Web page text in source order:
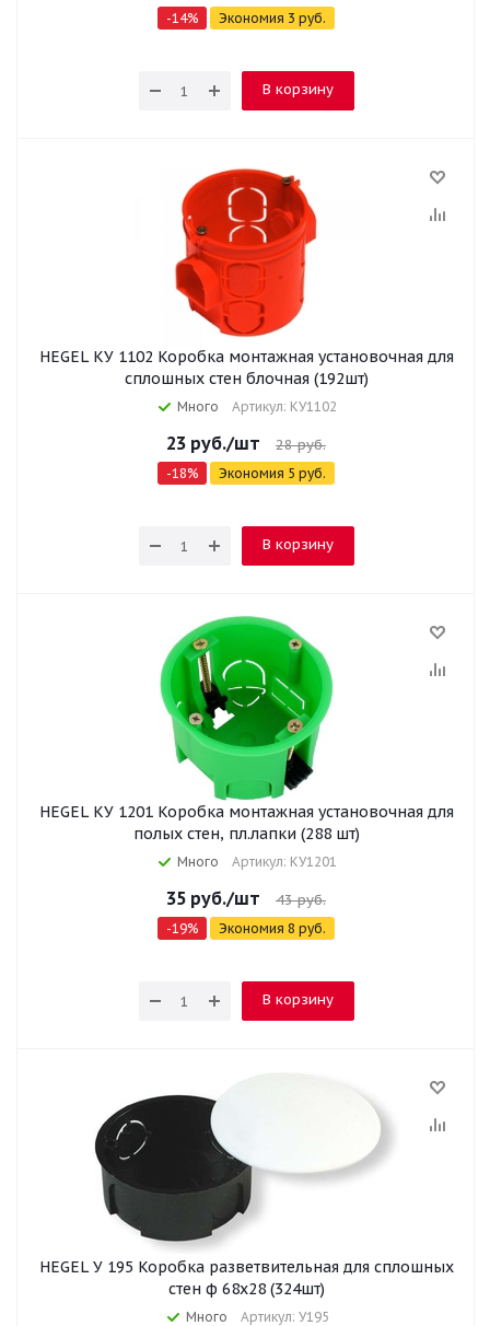
-14% Экономия 3 руб.
В корзину
HEGEL КУ 1102 Коробка монтажная установочная для
сплошных стен блочная (192шт)
Много Артикул: КУ1102
23 руб./шт 28руб.
-18% Экономия 5 руб.
В корзину
HEGEL КУ 1201 Коробка монтажная установочная для
полых стен, пл.лапки (288 шт)
Много Артикул: КУ1201
35 руб./шт 43руб.
-19% Экономия 8 руб.
В корзину
HEGEL У 195 Коробка разветвительная для сплошных
стен ф 68х28 (324шт)
Много Артикул: У195